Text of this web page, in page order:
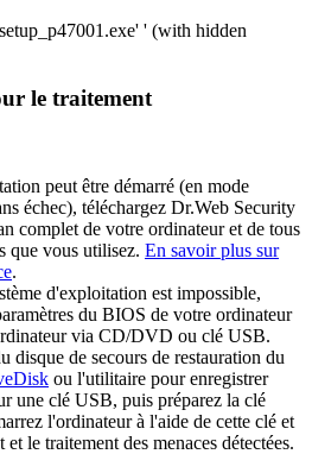
' (with hidden
le traitement
peut être démarré (en mode
échec), téléchargez Dr.Web Security
complet de votre ordinateur et de tous
que vous utilisez. En savoir plus sur
.
d'exploitation est impossible,
du BIOS de votre ordinateur
via CD/DVD ou clé USB.
disque de secours de restauration du
ou l'utilitaire pour enregistrer
une clé USB, puis préparez la clé
l'ordinateur à l'aide de cette clé et
le traitement des menaces détectées.